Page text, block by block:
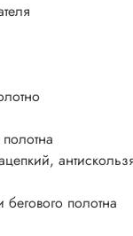
полотна